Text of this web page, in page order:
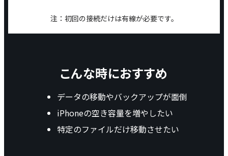
注：初回の接続だけは有線が必要です。
こんな時におすすめ
データの移動やバックアップが面倒
iPhoneの空き容量を増やしたい
特定のファイルだけ移動させたい